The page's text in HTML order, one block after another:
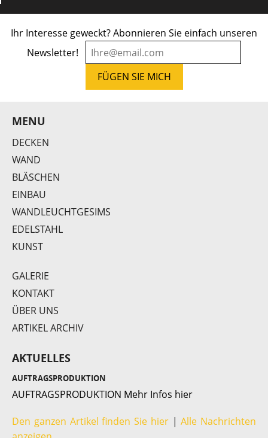
QND 142
Ihr Interesse geweckt? Abonnieren Sie einfach unseren
Newsletter!
MENU
DECKEN
WAND
BLÄSCHEN
EINBAU
WANDLEUCHTGESIMS
EDELSTAHL
KUNST
GALERIE
KONTAKT
ÜBER UNS
ARTIKEL ARCHIV
AKTUELLES
AUFTRAGSPRODUKTION
AUFTRAGSPRODUKTION Mehr Infos hier
Den ganzen Artikel finden Sie hier|Alle Nachrichten